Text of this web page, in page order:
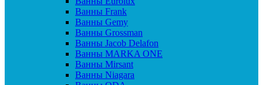
Ванны Frank
Ванны Gemy
Ванны Grossman
Ванны Jacob Delafon
Ванны MARKA ONE
Ванны Mirsant
Ванны Niagara